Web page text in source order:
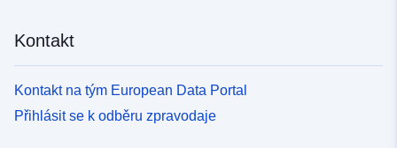
Kontakt
Kontakt na tým European Data Portal
Přihlásit se k odběru zpravodaje